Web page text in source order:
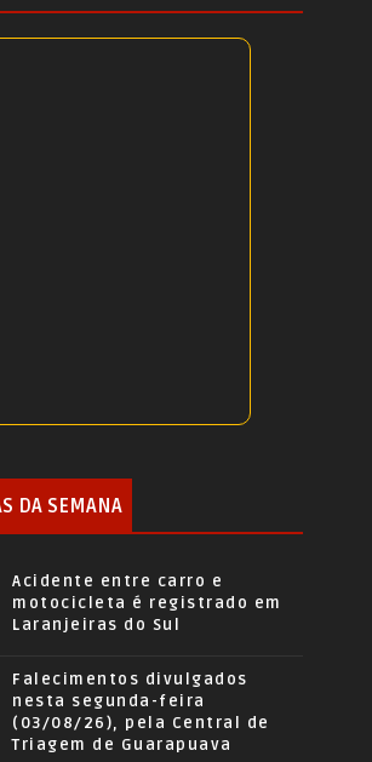
DA SEMANA
Acidente entre carro e
motocicleta é registrado em
Laranjeiras do Sul
Falecimentos divulgados
nesta segunda-feira
(03/08/26), pela Central de
Triagem de Guarapuava